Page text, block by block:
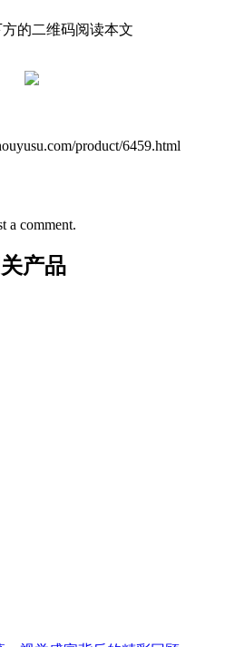
的二维码阅读本文
product/6459.html
a comment.
产品